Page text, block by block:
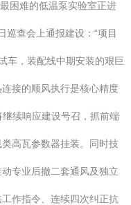
困难的低温泵实验室正进
巡查会上通报建设：“项目
车，装配线中期安装的艰巨
接的顺风执行是核心精度
续响应建设号召，抓前端
高瓦参数器挂装。同时技
专业后撤二套通风及独立
作指令、连续四次纠正抗